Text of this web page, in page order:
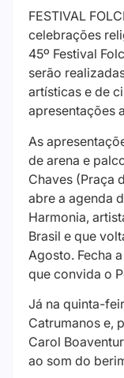
FESTIVAL
celebrações
45º Festival
serão
artísticas e de
apresentações
As
de arena e
Chaves (Praça
abre a agenda
Harmonia,
Brasil e que
Agosto. Fecha
que convida o
Já na quinta-
Catrumanos e,
Carol
ao som do